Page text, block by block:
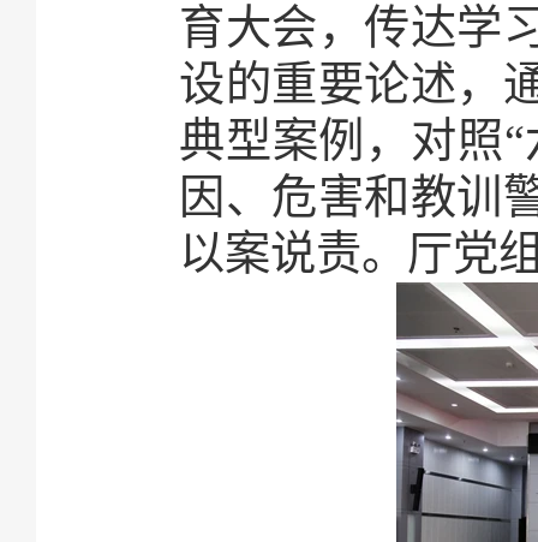
育大会，传达学
设的重要论述，
典型案例，对照
因、危害和教训
以案说责。厅党